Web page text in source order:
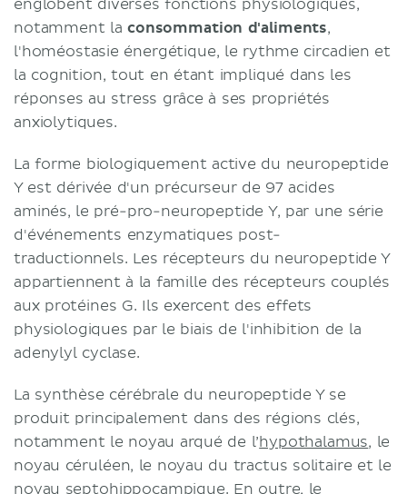
englobent diverses fonctions physiologiques,
notamment laconsommation d'aliments,
l'homéostasie énergétique, le rythme circadien et
la cognition, tout en étant impliqué dans les
réponses au stress grâce à ses propriétés
anxiolytiques.
La forme biologiquement active du neuropeptide
Y est dérivée d'un précurseur de 97 acides
aminés, le pré-pro-neuropeptide Y, par une série
d'événements enzymatiques post-
traductionnels. Les récepteurs du neuropeptide Y
appartiennent à la famille des récepteurs couplés
aux protéines G. Ils exercent des effets
physiologiques par le biais de l'inhibition de la
adenylyl cyclase.
La synthèse cérébrale du neuropeptide Y se
produit principalement dans des régions clés,
notamment le noyau arqué de l’hypothalamus, le
noyau céruléen, le noyau du tractus solitaire et le
noyau septohippocampique. En outre, le